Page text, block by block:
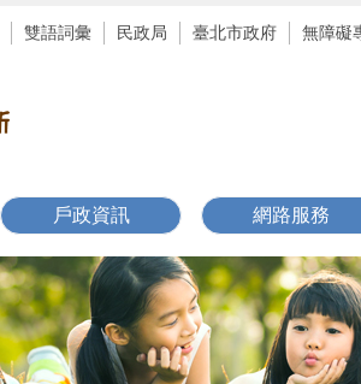
雙語詞彙 民政局 臺北市政府 無障礙
戶政資訊 網路服務